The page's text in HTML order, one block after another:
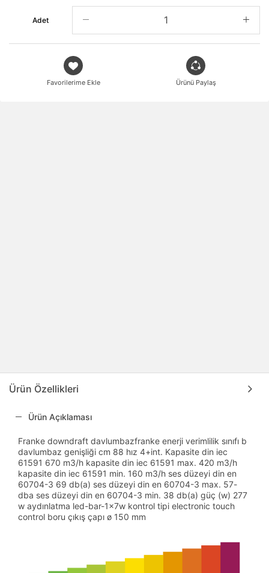
Adet
Favorilerime Ekle Ürünü Paylaş
Ürün Özellikleri
Ürün Açıklaması
Franke downdraft davlumbazfranke enerji verimlilik sınıfı b
davlumbaz genişliği cm 88 hız 4+int. Kapasite din iec
61591 670 m3/h kapasite din iec 61591 max. 420 m3/h
kapasite din iec 61591 min. 160 m3/h ses düzeyi din en
60704-3 69 db(a) ses düzeyi din en 60704-3 max. 57-
dba ses düzeyi din en 60704-3 min. 38 db(a) güç (w) 277
w aydınlatma led-bar-1x7w kontrol tipi electronic touch
control boru çıkış çapı ø 150 mm